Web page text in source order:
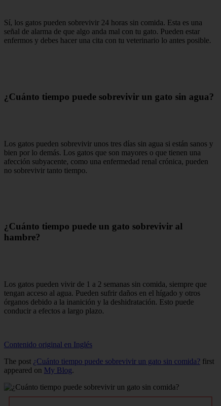
Sí, los gatos pueden sobrevivir 24 horas sin comida. Esta es una
señal de alarma de que algo anda mal con tu gato. Pueden estar
enfermos y debes hacer una cita con tu veterinario lo antes posible.
¿Cuánto tiempo puede sobrevivir un gato sin agua?
Los gatos pueden sobrevivir unos tres días sin agua si están sanos y
bien por lo demás. Los gatos que son mayores o que tienen una
afección subyacente, como una enfermedad renal crónica, pueden
no sobrevivir tanto tiempo.
¿Cuánto tiempo puede un gato sobrevivir al
hambre?
Los gatos pueden vivir de 1 a 2 semanas sin comida, siempre que
tengan acceso al agua. Pueden sufrir daños en el hígado y otros
órganos debido a la inanición y la deshidratación. Esto puede
conducir a efectos a largo plazo.
Contenido original en Inglés
The post ¿Cuánto tiempo puede sobrevivir un gato sin comida? first
appeared on My Blog.